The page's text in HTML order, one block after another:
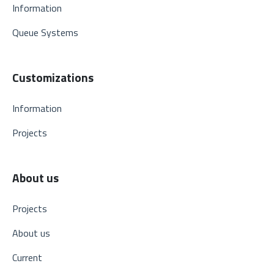
Information
Queue Systems
Customizations
Information
Projects
About us
Projects
About us
Current